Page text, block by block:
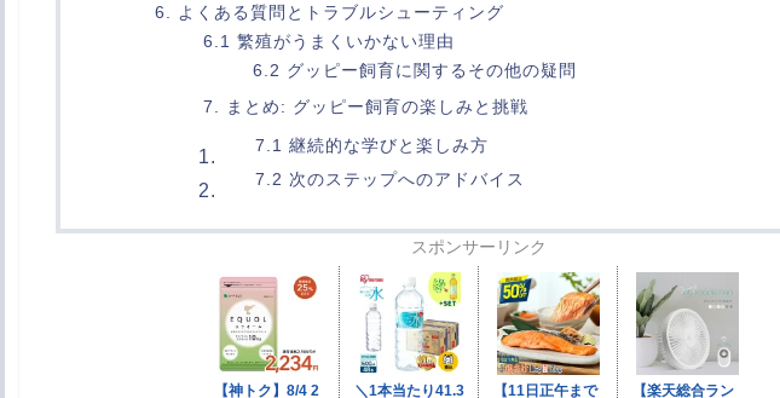
6. よくある質問とトラブルシューティング
6.1 繁殖がうまくいかない理由
6.2 グッピー飼育に関するその他の疑問
7. まとめ: グッピー飼育の楽しみと挑戦
7.1 継続的な学びと楽しみ方
7.2 次のステップへのアドバイス
スポンサーリンク